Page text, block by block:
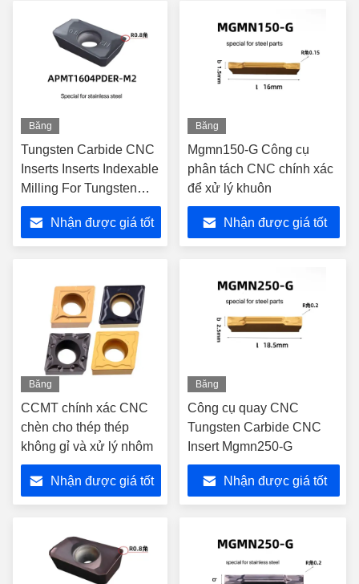
Băng
Tungsten Carbide CNC
Inserts Inserts Indexable
Milling For Tungsten
Steel Drill And Reamer
(Điều này được sử dụng
trong các máy khoan
tungsten)
Nhận được giá tốt
Băng
Mgmn150-G Công cụ
phân tách CNC chính xác
để xử lý khuôn
Nhận được giá tốt
Băng
hình
CCMT chính xác CNC
chèn cho thép thép
không gỉ và xử lý nhôm
Nhận được giá tốt
Băng
hình
Công cụ quay CNC
Tungsten Carbide CNC
Insert Mgmn250-G
Nhận được giá tốt